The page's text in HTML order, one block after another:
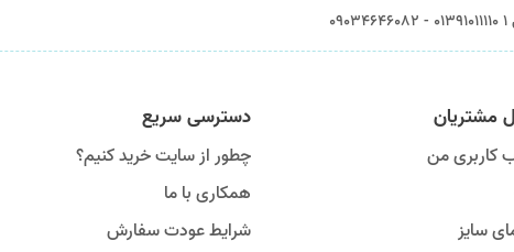
مشتریان
کاربری من
سایز
دسترسی سریع
چطور از سایت خرید کنیم؟
همکاری با ما
شرایط عودت سفارش